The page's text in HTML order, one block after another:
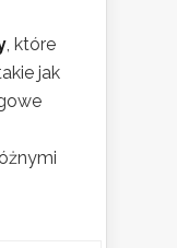
, które
jak